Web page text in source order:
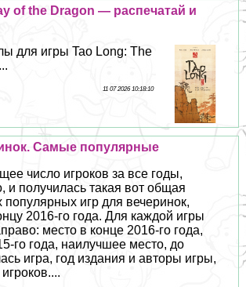
of the Dragon — распечатай и
для игры Tao Long: The
11 07 2026 10:18:10
Самые популярные
число игроков за все годы,
и получилась такая вот общая
игр для вечеринок,
2016-го года. Для каждой игры
место в конце 2016-го года,
го года, наилучшее место, до
игра, год издания и авторы игры,